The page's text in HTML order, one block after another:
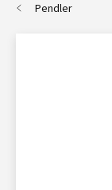
Pendler